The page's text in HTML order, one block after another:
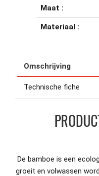
Maat :
Materiaal :
Omschrijving
Technische fiche
De bamboe is een
groeit en volwassen